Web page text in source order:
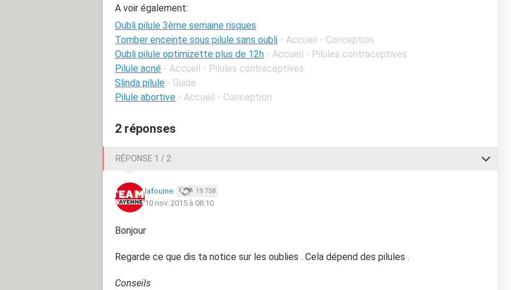
A voir également:
Oubli pilule 3ème semaine risques
Tomber enceinte sous pilule sans oubli - Accueil - Conception
Oubli pilule optimizette plus de 12h - Accueil - Pilules contraceptives
Pilule acné - Accueil - Pilules contraceptives
Slinda pilule - Guide
Pilule abortive - Accueil - Conception
2 réponses
RÉPONSE 1 / 2
lafouine. 19 758
10 nov. 2015 à 08:10
Bonjour
Regarde ce que dis ta notice sur les oublies . Cela dépend des pilules .
Conseils